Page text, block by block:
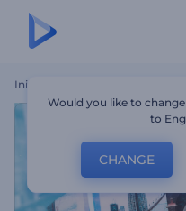
Inicio
Would you like to
to
CHANGE